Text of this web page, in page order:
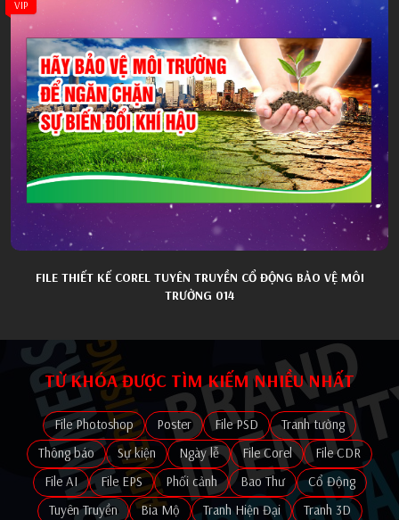
VIP
FILE THIẾT KẾ COREL TUYÊN TRUYỀN CỔ ĐỘNG BẢO VỆ MÔI
TRƯỜNG 014
TỪ KHÓA ĐƯỢC TÌM KIẾM NHIỀU NHẤT
File Photoshop Poster File PSD
Tranh tường
Thông báo
Sự kiện Ngày lễ File Corel
File CDR
File AI
File EPS Phối cảnh Bao Thư
Cổ Động
Tuyên Truyền
Bia Mộ Tranh Hiện Đại
Tranh 3D